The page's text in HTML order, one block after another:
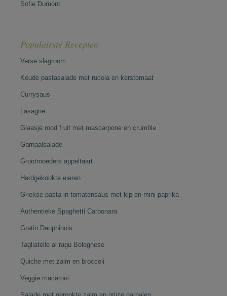
Sofie Dumont
Populairste Recepten
Verse slagroom
Koude pastasalade met rucola en kerstomaat
Currysaus
Lasagne
Glaasje rood fruit met mascarpone en crumble
Garnaalsalade
Grootmoeders appeltaart
Hardgekookte eieren
Griekse pasta in tomatensaus met kip en mini-paprika
Authentieke Spaghetti Carbonara
Gratin Dauphinois
Tagliatelle al ragu Bolognese
Quiche met zalm en broccoli
Veggie macaroni